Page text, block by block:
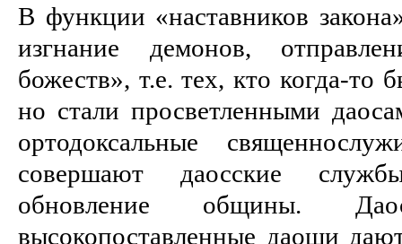
В функции «наставников
изгнание демонов,
божеств», т.е. тех, кто когда-
но стали просветленными
ортодоксальные
совершают даосские
обновление общины.
высокопоставленные даоши